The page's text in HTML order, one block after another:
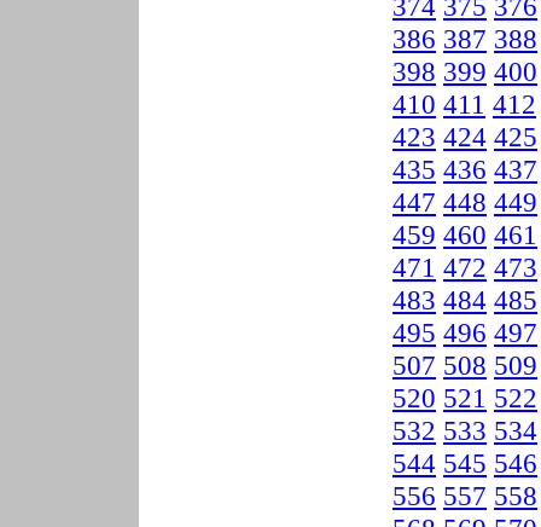
386 387 388
398 399 400
410 411 412
423 424 425
435 436 437
447 448 449
459 460 461
471 472 473
483 484 485
495 496 497
507 508 509
520 521 522
532 533 534
544 545 546
556 557 558